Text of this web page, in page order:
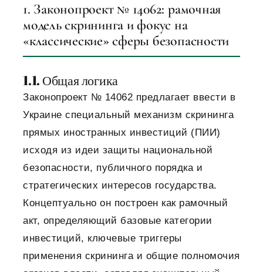
1. Законопроект № 14062: рамочная
модель скрининга и фокус на
«классические» сферы безопасности
1.1. Общая логика
Законопроект № 14062 предлагает ввести в
Украине специальный механизм скрининга
прямых иностранных инвестиций (ПИИ)
исходя из идеи защиты национальной
безопасности, публичного порядка и
стратегических интересов государства.
Концептуально он построен как рамочный
акт, определяющий базовые категории
инвестиций, ключевые триггеры
применения скрининга и общие полномочия